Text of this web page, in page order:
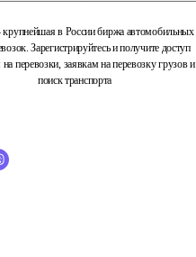
в России биржа автомобильных
Зарегистрируйтесь и получите доступ
на перевозки, заявкам на перевозку грузов и
поиск транспорта